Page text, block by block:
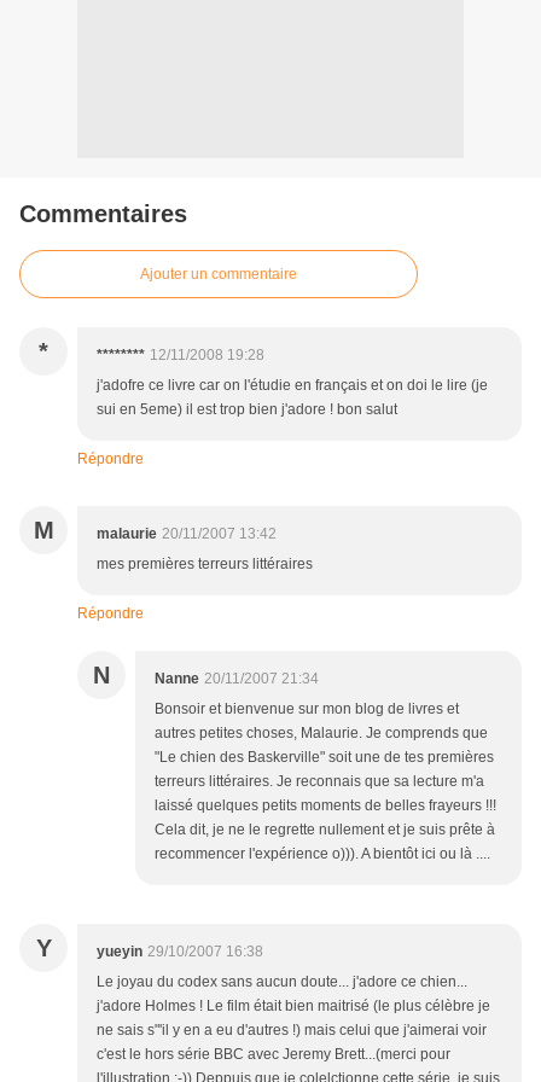
Commentaires
Ajouter un commentaire
* ******** 12/11/2008 19:28
j'adofre ce livre car on l'étudie en français et on doi le lire (je
sui en 5eme) il est trop bien j'adore ! bon salut
Répondre
M malaurie 20/11/2007 13:42
mes premières terreurs littéraires
Répondre
N Nanne 20/11/2007 21:34
Bonsoir et bienvenue sur mon blog de livres et
autres petites choses, Malaurie. Je comprends que
"Le chien des Baskerville" soit une de tes premières
terreurs littéraires. Je reconnais que sa lecture m'a
laissé quelques petits moments de belles frayeurs !!!
Cela dit, je ne le regrette nullement et je suis prête à
recommencer l'expérience o))). A bientôt ici ou là ....
Y yueyin 29/10/2007 16:38
Le joyau du codex sans aucun doute... j'adore ce chien...
j'adore Holmes ! Le film était bien maitrisé (le plus célèbre je
ne sais s"'il y en a eu d'autres !) mais celui que j'aimerai voir
c'est le hors série BBC avec Jeremy Brett...(merci pour
l'illustration :-)) Deppuis que je colelctionne cette série, je suis